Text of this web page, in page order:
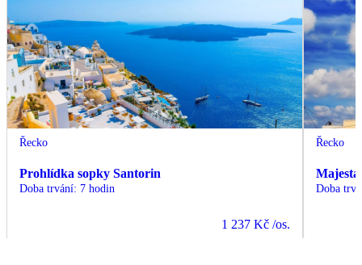
Řecko
Prohlídka sopky Santorin
Doba trvání: 7 hodin
1 237 Kč /os.
Řecko
Doba